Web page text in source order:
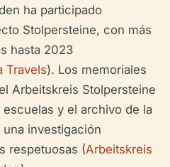
ha participado
Stolpersteine, con más
hasta 2023
Travels). Los memoriales
Arbeitskreis Stolpersteine
y el archivo de la
investigación
respetuosas (Arbeitskreis